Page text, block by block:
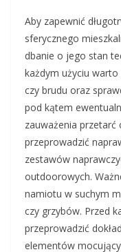
Aby zapewnić
sferycznego
dbanie o jego stan
każdym użyciu warto
czy brudu oraz
pod kątem
zauważenia przetarć
przeprowadzić
zestawów
outdoorowych.
namiotu w suchym
czy grzybów. Przed
przeprowadzić
elementów